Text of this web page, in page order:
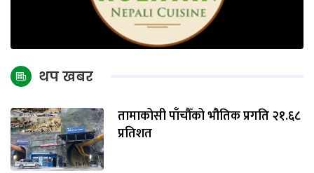
थप खबर
तामाकोसी पाँचौँको भौतिक प्रगति २१.६८
प्रतिशत